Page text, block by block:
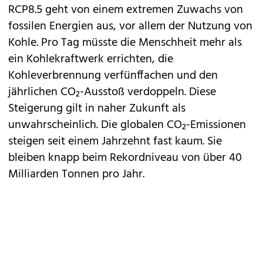
RCP8.5 geht von einem extremen Zuwachs von
fossilen Energien aus, vor allem der Nutzung von
Kohle. Pro Tag müsste die Menschheit mehr als
ein Kohlekraftwerk errichten, die
Kohleverbrennung verfünffachen und den
jährlichen CO₂-Ausstoß verdoppeln. Diese
Steigerung gilt in naher Zukunft als
unwahrscheinlich. Die globalen CO₂-Emissionen
steigen seit einem Jahrzehnt fast kaum. Sie
bleiben knapp beim Rekordniveau von über 40
Milliarden Tonnen pro Jahr.